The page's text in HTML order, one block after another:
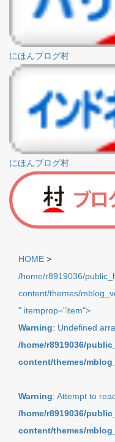
にほんブログ村
にほんブログ村
HOME >
/home/r8919036/
content/themes/
" itemprop="item">
Warning: Undefined
/home/r8919036/
content/themes/
Warning: Attempt to
/home/r8919036/
content/themes/